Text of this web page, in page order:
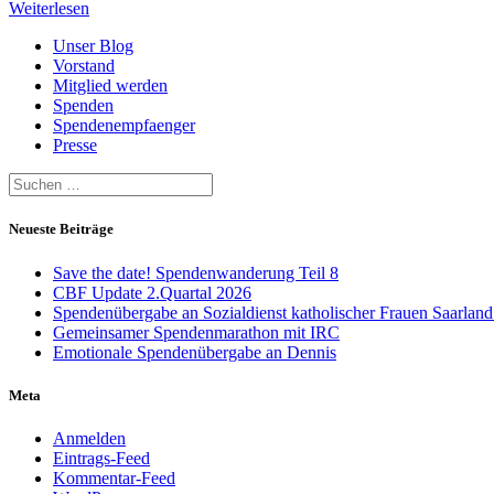
Weiterlesen
Unser Blog
Vorstand
Mitglied werden
Spenden
Spendenempfaenger
Presse
Suche
nach:
Neueste Beiträge
Save the date! Spendenwanderung Teil 8
CBF Update 2.Quartal 2026
Spendenübergabe an Sozialdienst katholischer Frauen
Gemeinsamer Spendenmarathon mit IRC
Emotionale Spendenübergabe an Dennis
Meta
Anmelden
Eintrags-Feed
Kommentar-Feed